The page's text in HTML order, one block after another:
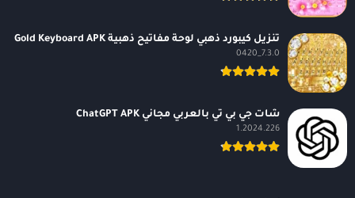
تنزيل كيبورد ذهبي لوحة مفاتيح ذهبية Gold Keyboard APK
7.3.0_0420
شات جي بي تي بالعربي مجاني ChatGPT APK
1.2024.226